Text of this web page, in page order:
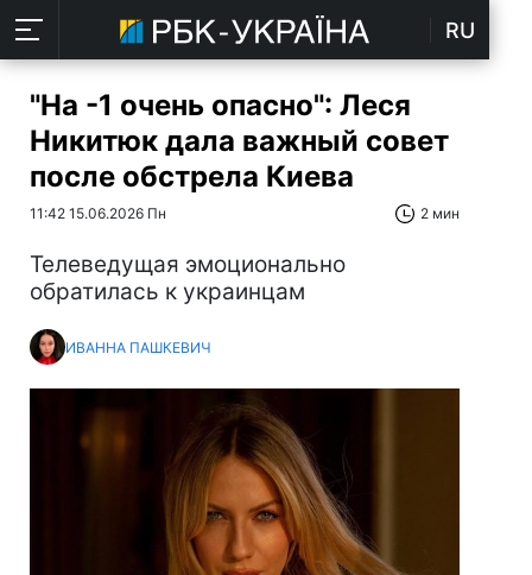
RU
"На -1 очень опасно": Леся
Никитюк дала важный совет
после обстрела Киева
11:42 15.06.2026 Пн 2 мин
Телеведущая эмоционально
обратилась к украинцам
ИВАННА ПАШКЕВИЧ